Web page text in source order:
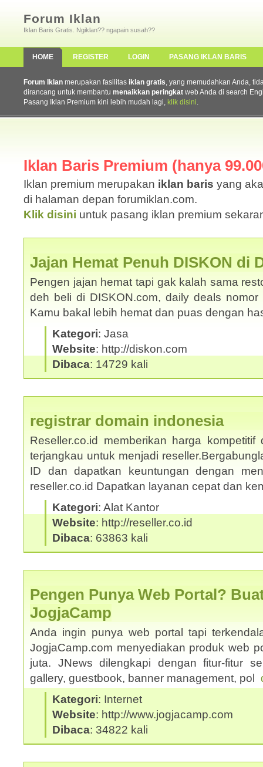
Forum Iklan
Iklan Baris Gratis. Ngiklan?? ngapain susah??
HOME REGISTER LOGIN PASANG IKLAN BARIS
Forum Iklan merupakan fasilitas iklan gratis, yang memudahkan Anda,
dirancang untuk membantu menaikkan peringkat web Anda di search
Pasang Iklan Premium kini lebih mudah lagi, klik disini.
Iklan Baris Premium (hanya
Iklan premium merupakan iklan baris yang
di halaman depan forumiklan.com.
Klik disini untuk pasang iklan premium
Jajan Hemat Penuh DISKON di
Pengen jajan hemat tapi gak kalah sama
deh beli di DISKON.com, daily deals
Kamu bakal lebih hemat dan puas dengan
Kategori: Jasa
Website: http://diskon.com
Dibaca: 14729 kali
registrar domain indonesia
Reseller.co.id memberikan harga
terjangkau untuk menjadi
ID dan dapatkan keuntungan dengan
reseller.co.id Dapatkan layanan cepat dan
Kategori: Alat Kantor
Website: http://reseller.co.id
Dibaca: 63863 kali
Pengen Punya Web Portal?
JogjaCamp
Anda ingin punya web portal tapi
JogjaCamp.com menyediakan produk web
juta. JNews dilengkapi dengan fitur-fitur
gallery, guestbook, banner management, pol
Kategori: Internet
Website: http://www.jogjacamp.com
Dibaca: 34822 kali